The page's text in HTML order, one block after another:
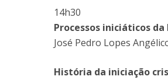
14h30
Processos iniciáticos
José Pedro Lopes
História da iniciação